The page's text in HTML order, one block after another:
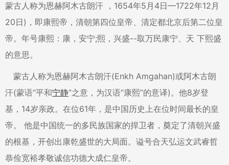
蒙古人称为恩赫阿木古朗汗 ，1654年5月4日—1722年12月
20日)，即康熙帝，清朝第四位皇帝、清定都北京后第二位皇
帝。年号康熙：康，安宁;熙，兴盛--取万民康宁、天 下熙盛
的意思。
蒙古人称为恩赫阿木古朗汗(Enkh Amgahan)或阿木古朗
汗(蒙语“平和宁静”之意，为汉语“康熙”的意译)。他8岁登
基，14岁亲政。在位61年，是中国历史上在位时间最长的皇
帝。 他是中国统一的多民族国家的捍卫者，奠定了清朝兴盛
的根基，开创出康乾盛世的大局面。谥号合天弘运文武睿哲
恭俭宽裕孝敬诚信功德大成仁皇帝。